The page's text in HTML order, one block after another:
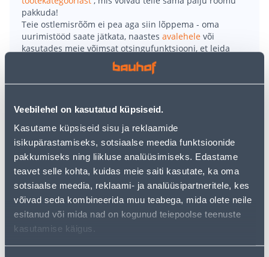
Veebilehel on kasutatud küpsiseid.
Kasutame küpsiseid sisu ja reklaamide
isikupärastamiseks, sotsiaalse meedia funktsioonide
pakkumiseks ning liikluse analüüsimiseks. Edastame
teavet selle kohta, kuidas meie saiti kasutate, ka oma
sotsiaalse meedia, reklaami- ja analüüsipartneritele, kes
võivad seda kombineerida muu teabega, mida olete neile
esitanud või mida nad on kogunud teiepoolse teenuste
kasutamise käigus.
pakkuda!
Teie ostlemisrõõm ei pea aga siin lõppema - oma
uurimistööd saate jätkata, naastes avalehele või
kasutades meie võimsat otsingufunktsiooni, et leida
veelgi meelepärasemad valikuid. Head ostlemist!
• Kvaliteetsest täisnahast, mugavad, vastupidavad ja
väga soojad talvesaapad on metallivabad.
• Temperatuuri langedes säilitab välistald oma
omadused ega muutu libedaks.
• Komposiitnina ja APT-torkekindla tald, tugevdused
nina- ja kannaosas, lai liist (12mp) ning rullöösid ja
lukusti.
• Suurus 46.
• 14-päevane tagastusõigus.